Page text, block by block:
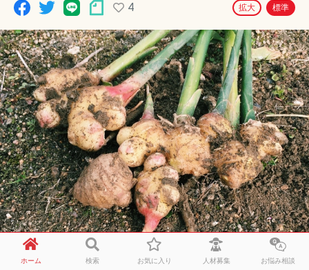
4
拡大
標準
ホーム 検索 お気に入り 人材募集 お悩み相談